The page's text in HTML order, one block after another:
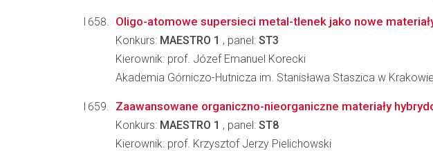
Oligo-atomowe supersieci metal-tlenek jako nowe
Konkurs: MAESTRO 1 , panel: ST3
Kierownik: prof. Józef Emanuel Korecki
Akademia Górniczo-Hutnicza im. Stanisława Staszica w
Zaawansowane organiczno-nieorganiczne materiały
Konkurs: MAESTRO 1 , panel: ST8
Kierownik: prof. Krzysztof Jerzy Pielichowski